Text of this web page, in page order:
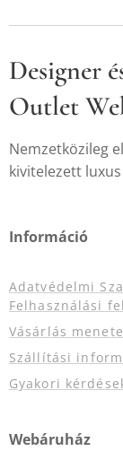
Designer
Outlet
Nemzetközileg
kivitelezett
Információ
Adatvédelmi
Felhasználási
Vásárlás menete
Szállítási
Gyakori
Webáruház